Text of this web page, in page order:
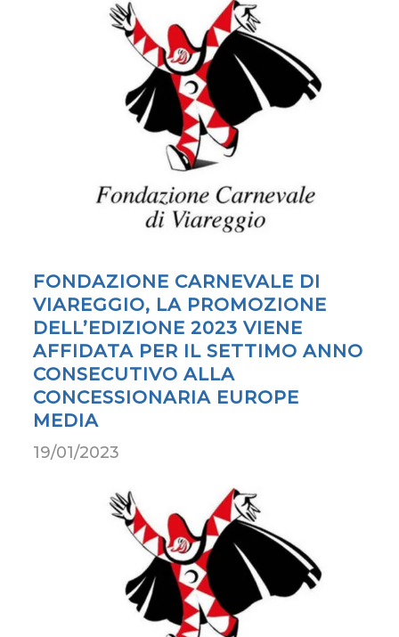
FONDAZIONE CARNEVALE DI
VIAREGGIO, LA PROMOZIONE
DELL’EDIZIONE 2023 VIENE
AFFIDATA PER IL SETTIMO ANNO
CONSECUTIVO ALLA
CONCESSIONARIA EUROPE
MEDIA
19/01/2023